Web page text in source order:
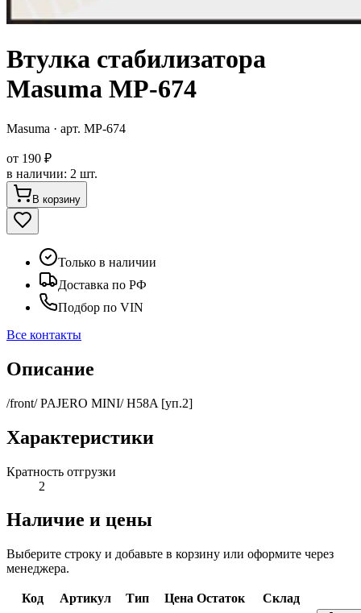
Втулка стабилизатора
Masuma MP-674
Masuma · арт. MP-674
от 190 ₽
в наличии: 2 шт.
В корзину
Только в наличии
Доставка по РФ
Подбор по VIN
Все контакты
Описание
/front/ PAJERO MINI/ H58A [уп.2]
Характеристики
Кратность отгрузки
2
Наличие и цены
Выберите строку и добавьте в корзину или оформите через
менеджера.
Код Артикул Тип Цена Остаток
Склад